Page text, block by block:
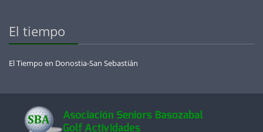
El tiempo
El Tiempo en Donostia-San Sebastián